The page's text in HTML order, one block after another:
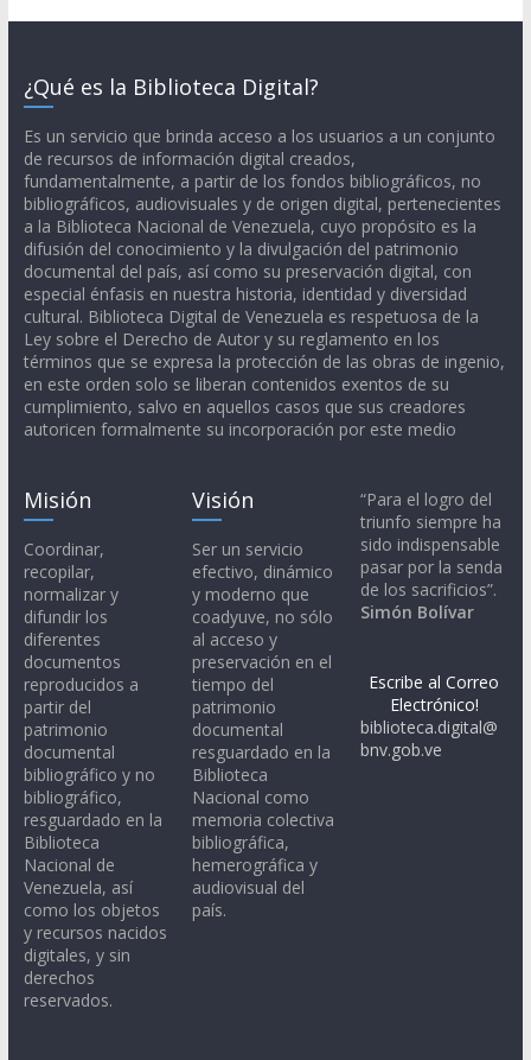
¿Qué es la Biblioteca Digital?
Es un servicio que brinda acceso a los usuarios a un conjunto
de recursos de información digital creados,
fundamentalmente, a partir de los fondos bibliográficos, no
bibliográficos, audiovisuales y de origen digital, pertenecientes
a la Biblioteca Nacional de Venezuela, cuyo propósito es la
difusión del conocimiento y la divulgación del patrimonio
documental del país, así como su preservación digital, con
especial énfasis en nuestra historia, identidad y diversidad
cultural. Biblioteca Digital de Venezuela es respetuosa de la
Ley sobre el Derecho de Autor y su reglamento en los
términos que se expresa la protección de las obras de ingenio,
en este orden solo se liberan contenidos exentos de su
cumplimiento, salvo en aquellos casos que sus creadores
autoricen formalmente su incorporación por este medio
Misión
Coordinar,
recopilar,
normalizar y
difundir los
diferentes
documentos
reproducidos a
partir del
patrimonio
documental
bibliográfico y no
bibliográfico,
resguardado en la
Biblioteca
Nacional de
Venezuela, así
como los objetos
y recursos nacidos
digitales, y sin
derechos
reservados.
Visión
Ser un servicio
efectivo, dinámico
y moderno que
coadyuve, no sólo
al acceso y
preservación en el
tiempo del
patrimonio
documental
resguardado en la
Biblioteca
Nacional como
memoria colectiva
bibliográfica,
hemerográfica y
audiovisual del
país.
“Para el logro del
triunfo siempre ha
sido indispensable
pasar por la senda
de los sacrificios”.
Simón Bolívar
Escribe al Correo
Electrónico!
biblioteca.digital@
bnv.gob.ve